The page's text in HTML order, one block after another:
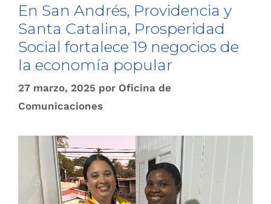
En San Andrés, Providencia y
Santa Catalina, Prosperidad
Social fortalece 19 negocios de
la economía popular
27 marzo, 2025 por Oficina de
Comunicaciones